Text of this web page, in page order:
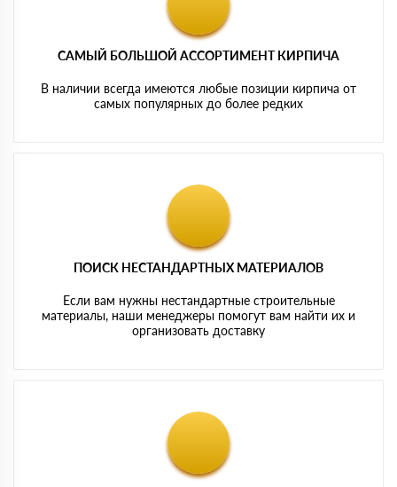
САМЫЙ БОЛЬШОЙ АССОРТИМЕНТ КИРПИЧА
В наличии всегда имеются любые позиции кирпича от
самых популярных до более редких
ПОИСК НЕСТАНДАРТНЫХ МАТЕРИАЛОВ
Если вам нужны нестандартные строительные
материалы, наши менеджеры помогут вам найти их и
организовать доставку